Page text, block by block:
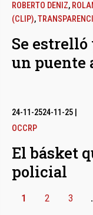
ROBERTO DENIZ,
(CLIP),
Se
un puente
24-11-2524-11-25
OCCRP
El básket
policial
1 2 3